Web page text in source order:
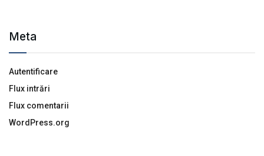
Meta
Autentificare
Flux intrări
Flux comentarii
WordPress.org